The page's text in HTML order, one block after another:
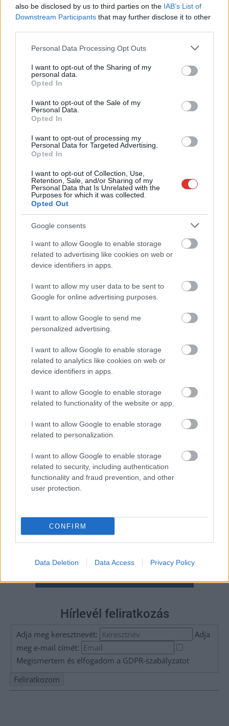
also be disclosed by us to third parties on the IAB’s List of
Downstream Participants that may further disclose it to other
Please note that this website/app uses one or more Google
not limited to your visit or usage behaviour. You may click to
grant or deny consent to Google and its third-party tags to
use your data for below specified purposes in below Google
consent section.
Personal Data Processing Opt Outs
I want to opt-out of the Sharing of my
personal data.
Opted In
I want to opt-out of the Sale of my
Personal Data.
Opted In
I want to opt-out of processing my
Personal Data for Targeted Advertising.
Opted In
I want to opt-out of Collection, Use,
Retention, Sale, and/or Sharing of my
Personal Data that Is Unrelated with the
Purposes for which it was collected.
Opted Out
Google consents
I want to allow Google to enable storage
related to advertising like cookies on web or
device identifiers in apps.
I want to allow my user data to be sent to
Google for online advertising purposes.
I want to allow Google to send me
personalized advertising.
I want to allow Google to enable storage
related to analytics like cookies on web or
device identifiers in apps.
I want to allow Google to enable storage
related to functionality of the website or app.
I want to allow Google to enable storage
related to personalization.
I want to allow Google to enable storage
related to security, including authentication
functionality and fraud prevention, and other
user protection.
CONFIRM
Data Deletion Data Access Privacy Policy
A népszerű
politológus-közgazdász
házaspár a jelenlegi
hazai politikai és
értekezik
TOVÁBB OLVASOM
magyarország,petschnig mária zita,politika,szapáry út szeptember
A népszerű standupos hamarosan a
Jászkunságba látogat
2025.07.30.
dumaszínházas tagok
közül is az egyik
Jászberényben
köszönthetjük.
TOVÁBB OLVASOM
JNSZ megyei hírek budai loránt,előadás,humorest humorista
Jászberény,Jászberényi Ifjúsági Ház,kiss ádám,közösségi ház
szeptember
Bejegyzés
Régebbi bejegyzések
Hírlevél feliratkozás
Adja meg keresztnevét:
Adja
meg e-mail címét:
Megismertem és elfogadom a GDPR-szabályzatot